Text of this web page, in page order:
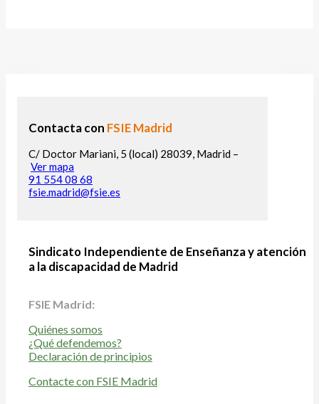
Contacta con FSIE Madrid
C/ Doctor Mariani, 5 (local) 28039, Madrid –
Ver mapa
91 554 08 68
fsie.madrid@fsie.es
Sindicato Independiente de Enseñanza y atención
a la discapacidad de Madrid
FSIE Madrid:
Quiénes somos
¿Qué defendemos?
Declaración de principios
Contacte con FSIE Madrid